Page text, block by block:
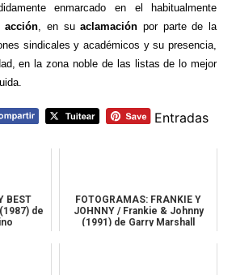
enmarcado en el habitualmente
acción , en suaclamación por parte de la
sindicales y académicos y su presencia,
en la zona noble de las listas de lo mejor
Entradas
BEST
de
FOTOGRAMAS: FRANKIE Y
JOHNNY / Frankie & Johnny
(1991) de Garry Marshall